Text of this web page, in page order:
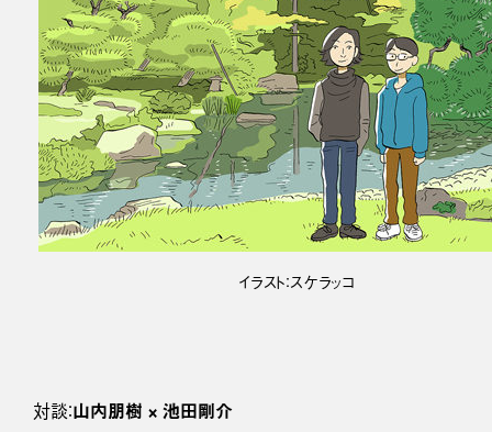
イラスト：スケラッコ
対談：山内朋樹 × 池田剛介